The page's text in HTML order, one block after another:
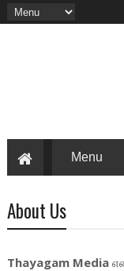
About Us
Thayagam Media